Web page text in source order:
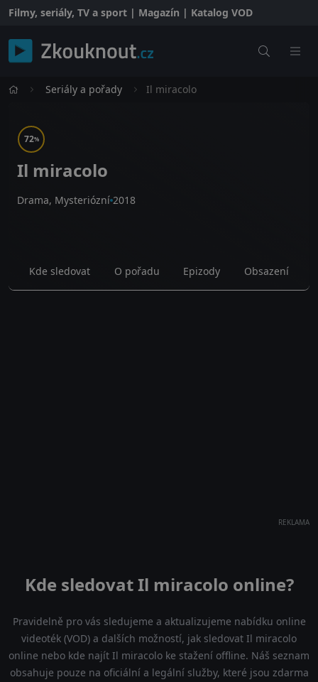
Filmy, seriály, TV a sport | Magazín | Katalog VOD
Seriály a pořady Il miracolo
72%
Il miracolo
Drama, Mysteriózní 2018
Kde sledovat O pořadu Epizody Obsazení
REKLAMA
Kde sledovat Il miracolo online?
Pravidelně pro vás sledujeme a aktualizujeme nabídku online
videoték (VOD) a dalších možností, jak sledovat Il miracolo
online nebo kde najít Il miracolo ke stažení offline. Náš seznam
obsahuje pouze na oficiální a legální služby, které jsou zdarma